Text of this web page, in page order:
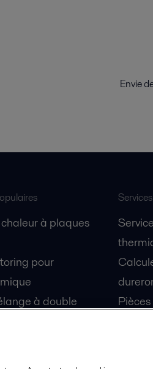
Envie
à plaques
pour
à double
MBR
pour pompes